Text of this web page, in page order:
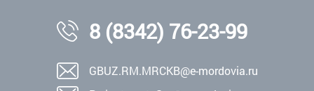
8 (8342) 76-23-99
GBUZ.RM.MRCKB@e-mordovia.ru